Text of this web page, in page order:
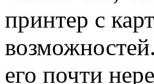
принтер с
его почти